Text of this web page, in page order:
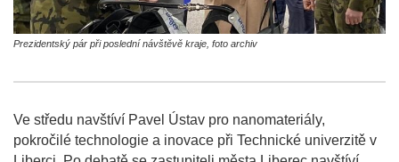
Prezidentský pár při poslední návštěvě kraje, foto archiv
Ve středu navštíví Pavel Ústav pro nanomateriály,
pokročilé technologie a inovace při Technické univerzitě v